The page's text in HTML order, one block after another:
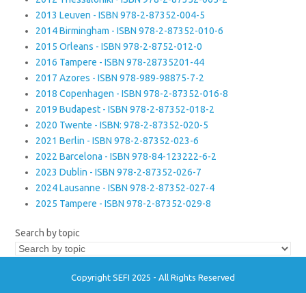
2013 Leuven - ISBN 978-2-87352-004-5
2014 Birmingham - ISBN 978-2-87352-010-6
2015 Orleans - ISBN 978-2-8752-012-0
2016 Tampere - ISBN 978-28735201-44
2017 Azores - ISBN 978-989-98875-7-2
2018 Copenhagen - ISBN 978-2-87352-016-8
2019 Budapest - ISBN 978-2-87352-018-2
2020 Twente - ISBN: 978-2-87352-020-5
2021 Berlin - ISBN 978-2-87352-023-6
2022 Barcelona - ISBN 978-84-123222-6-2
2023 Dublin - ISBN 978-2-87352-026-7
2024 Lausanne - ISBN 978-2-87352-027-4
2025 Tampere - ISBN 978-2-87352-029-8
Search by topic
Copyright SEFI 2025 - All Rights Reserved